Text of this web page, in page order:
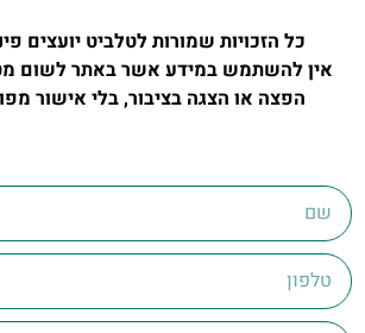
כל הזכויות שמורות לטלביט יועצים
אין להשתמש במידע אשר באתר לשום
הפצה או הצגה בציבור, בלי אישור